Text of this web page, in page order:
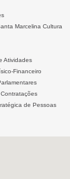
Marcelina Cultura
Atividades
Financeiro
de Pessoas